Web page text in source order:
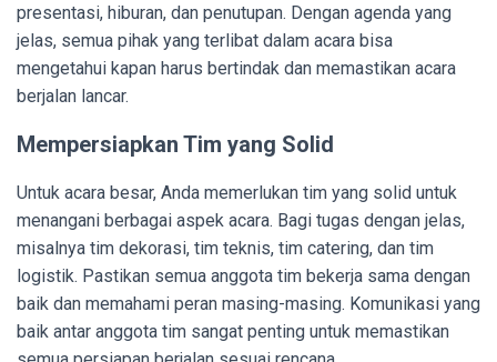
presentasi, hiburan, dan penutupan. Dengan agenda yang
jelas, semua pihak yang terlibat dalam acara bisa
mengetahui kapan harus bertindak dan memastikan acara
berjalan lancar.
Mempersiapkan Tim yang Solid
Untuk acara besar, Anda memerlukan tim yang solid untuk
menangani berbagai aspek acara. Bagi tugas dengan jelas,
misalnya tim dekorasi, tim teknis, tim catering, dan tim
logistik. Pastikan semua anggota tim bekerja sama dengan
baik dan memahami peran masing-masing. Komunikasi yang
baik antar anggota tim sangat penting untuk memastikan